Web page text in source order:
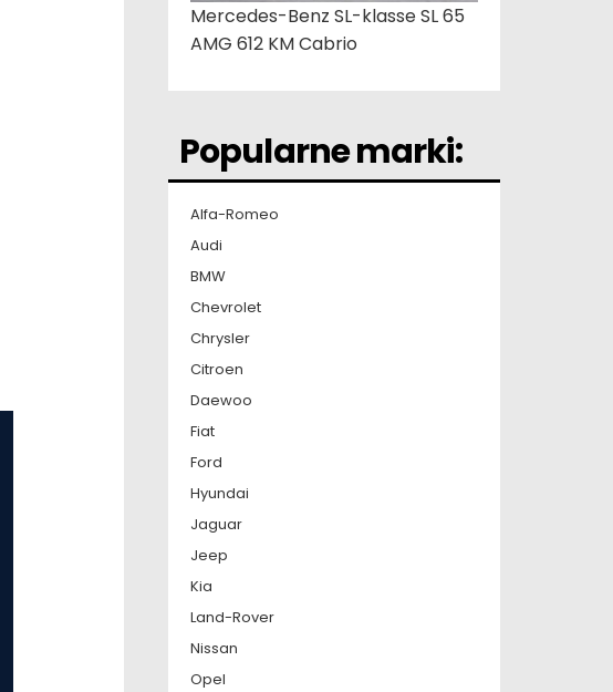
Mercedes-Benz SL-klasse SL 65
AMG 612 KM Cabrio
Popularne marki:
Alfa-Romeo
Audi
BMW
Chevrolet
Chrysler
Citroen
Daewoo
Fiat
Ford
Hyundai
Jaguar
Jeep
Kia
Land-Rover
Nissan
Opel